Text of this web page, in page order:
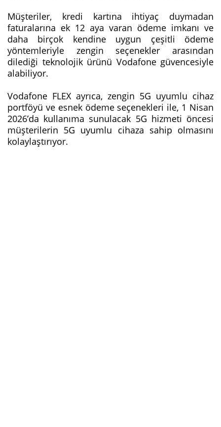
Müşteriler, kredi kartına ihtiyaç duymadan
faturalarına ek 12 aya varan ödeme imkanı ve
daha birçok kendine uygun çeşitli ödeme
yöntemleriyle zengin seçenekler arasından
dilediği teknolojik ürünü Vodafone güvencesiyle
alabiliyor.
Vodafone FLEX ayrıca, zengin 5G uyumlu cihaz
portföyü ve esnek ödeme seçenekleri ile, 1 Nisan
2026’da kullanıma sunulacak 5G hizmeti öncesi
müşterilerin 5G uyumlu cihaza sahip olmasını
kolaylaştırıyor.